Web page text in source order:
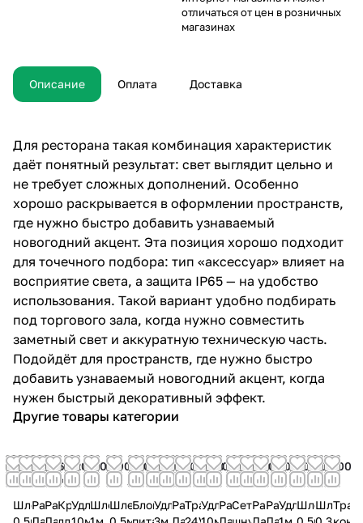
отличаться от цен в розничных
магазинах
Описание Оплата Доставка
Для ресторана такая комбинация характеристик
даёт понятный результат: свет выглядит цельно и
не требует сложных дополнений. Особенно
хорошо раскрывается в оформлении пространств,
где нужно быстро добавить узнаваемый
новогодний акцент. Эта позиция хорошо подходит
для точечного подбора: тип «аксессуар» влияет на
восприятие света, а защита IP65 — на удобство
использования. Такой вариант удобно подбирать
под торгового зала, когда нужно совместить
заметный свет и аккуратную техническую часть.
Подойдёт для пространств, где нужно быстро
добавить узнаваемый новогодний акцент, когда
нужен быстрый декоративный эффект.
Другие товары категории
900
₽
Шлейф
800
₽
Разделитель-
400
₽
Разделитель-
6
₽
Крепление
1 200
₽
Удлинитель
1 300
₽
Шлейф
800
₽
Шлейф
1 900
₽
Блок
500
₽
Удлинитель
800
₽
Разделитель-
600
₽
Трансформатор
1 200
₽
Удлинитель
400
₽
Разделитель-
600
₽
Сетевой
400
₽
Разделитель-
400
₽
Разделитель-
300
₽
Удлинитель
900
₽
Шлейф
600
₽
Шлейф
500
₽